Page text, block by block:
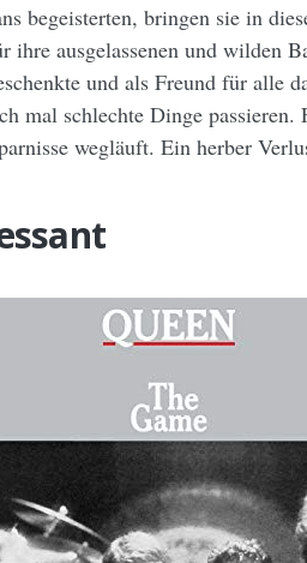
begeisterten, bringen sie in
ihre ausgelassenen und wilden
und als Freund für alle
mal schlechte Dinge passieren.
wegläuft. Ein herber